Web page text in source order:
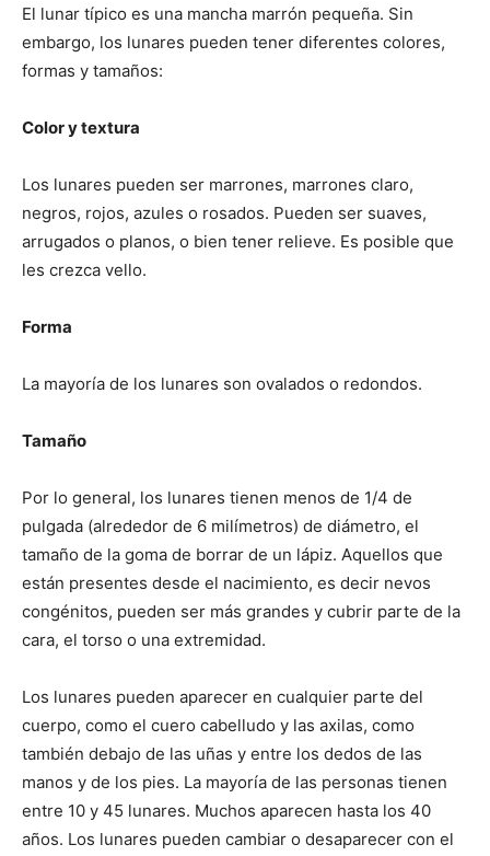
El lunar típico es una mancha marrón pequeña. Sin
embargo, los lunares pueden tener diferentes colores,
formas y tamaños:
Color y textura
Los lunares pueden ser marrones, marrones claro,
negros, rojos, azules o rosados. Pueden ser suaves,
arrugados o planos, o bien tener relieve. Es posible que
les crezca vello.
Forma
La mayoría de los lunares son ovalados o redondos.
Tamaño
Por lo general, los lunares tienen menos de 1/4 de
pulgada (alrededor de 6 milímetros) de diámetro, el
tamaño de la goma de borrar de un lápiz. Aquellos que
están presentes desde el nacimiento, es decir nevos
congénitos, pueden ser más grandes y cubrir parte de la
cara, el torso o una extremidad.
Los lunares pueden aparecer en cualquier parte del
cuerpo, como el cuero cabelludo y las axilas, como
también debajo de las uñas y entre los dedos de las
manos y de los pies. La mayoría de las personas tienen
entre 10 y 45 lunares. Muchos aparecen hasta los 40
años. Los lunares pueden cambiar o desaparecer con el